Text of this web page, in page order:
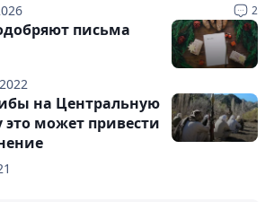
2
письма
на Центральную
может привести